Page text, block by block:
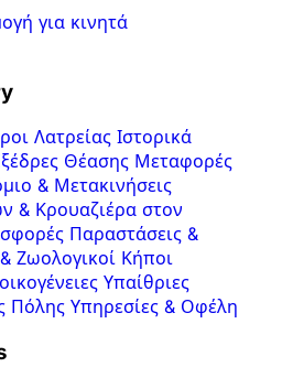
για κινητά
Λατρείας Ιστορικά
Θέασης Μεταφορές
& Μετακινήσεις
& Κρουαζιέρα στον
Παραστάσεις &
Ζωολογικοί Κήποι
Υπαίθριες
Πόλης Υπηρεσίες & Οφέλη